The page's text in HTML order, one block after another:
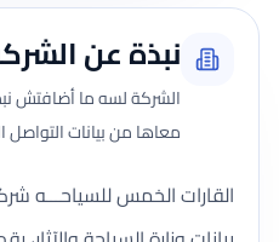
نبذة عن
الشركة لسه ما أضافتش
معاها من بيانات
القارات الخمس